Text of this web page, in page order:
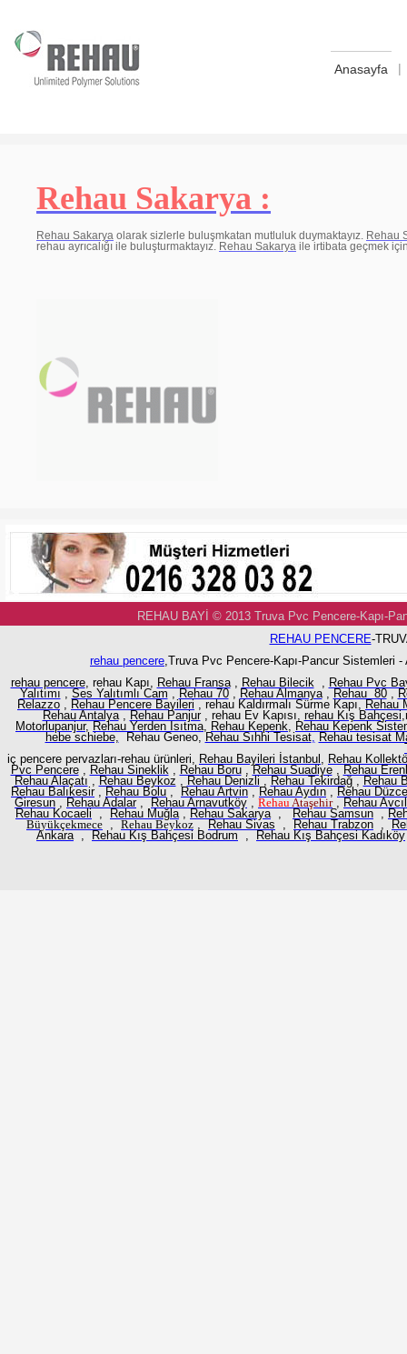
Anasayfa |
Rehau Sakarya :
Rehau Sakarya olarak sizlerle buluşmkatan mutluluk duymaktayız. Rehau
rehau ayrıcalığı ile buluşturmaktayız. Rehau Sakarya ile irtibata geçmek
REHAU BAYİ © 2013 Truva Pvc Pencere-
REHAU PENCERE-
rehau pencere,Truva Pvc Pencere-Kapı-Pancur Sistemleri
rehau pencere, rehau Kapı, Rehau Fransa, Rehau Bilecik, Rehau Pvc
Yalıtımı , Ses Yalıtımlı Cam , Rehau 70, Rehau Almanya, Rehau 80,
Relazzo , Rehau Pencere Bayileri , rehau Kaldırmalı Sürme Kapı, Rehau
Rehau Antalya, Rehau Panjur, rehau Ev Kapısı, rehau Kış Bahçesi
Motorlupanjur, Rehau Yerden Isıtma, Rehau Kepenk, Rehau Kepenk
hebe schiebe,
Rehau Geneo, Rehau Sıhhi Tesisat, Rehau tesisat
iç pencere pervazları-rehau ürünleri, Rehau Bayileri İstanbul , Rehau
Pvc Pencere, Rehau Sineklik, Rehau Boru,Rehau Suadiye, Rehau
Rehau Alaçatı , Rehau Beykoz , Rehau Denizli , Rehau Tekirdağ, Rehau
Rehau Balıkesir, Rehau Bolu , Rehau Artvin , Rehau Aydın , Rehau Düzce
Giresun , Rehau Adalar, Rehau Arnavutköy , Rehau Ataşehir, Rehau
Rehau Kocaeli , Rehau Muğla, Rehau Sakarya , Rehau Samsun ,
Büyükçekmece , Rehau Beykoz , Rehau Sivas , Rehau Trabzon ,
Ankara, Rehau Kış Bahçesi Bodrum , Rehau Kış Bahçesi Kadıköy